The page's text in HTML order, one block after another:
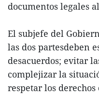
documentos legales
El subjefe del
las dos partesdeben
desacuerdos; evitar
complejizar la
respetar los